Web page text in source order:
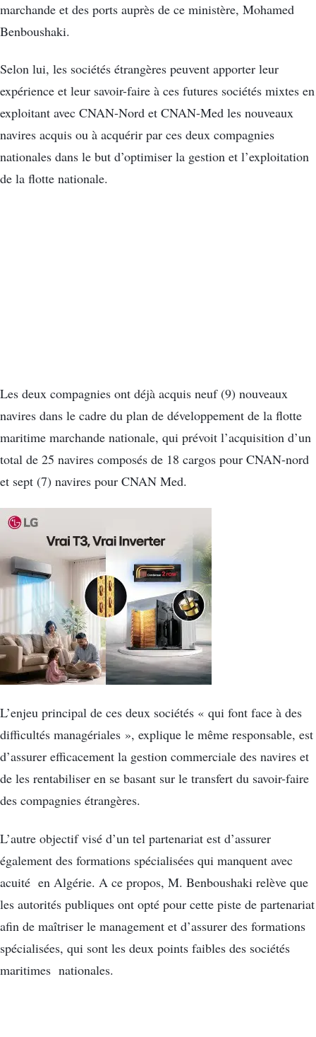
marchande et des ports auprès de ce ministère, Mohamed
Benboushaki.
Selon lui, les sociétés étrangères peuvent apporter leur
expérience et leur savoir-faire à ces futures sociétés mixtes en
exploitant avec CNAN-Nord et CNAN-Med les nouveaux
navires acquis ou à acquérir par ces deux compagnies
nationales dans le but d’optimiser la gestion et l’exploitation
de la flotte nationale.
Les deux compagnies ont déjà acquis neuf (9) nouveaux
navires dans le cadre du plan de développement de la flotte
maritime marchande nationale, qui prévoit l’acquisition d’un
total de 25 navires composés de 18 cargos pour CNAN-nord
et sept (7) navires pour CNAN Med.
L’enjeu principal de ces deux sociétés « qui font face à des
difficultés managériales », explique le même responsable, est
d’assurer efficacement la gestion commerciale des navires et
de les rentabiliser en se basant sur le transfert du savoir-faire
des compagnies étrangères.
L’autre objectif visé d’un tel partenariat est d’assurer
également des formations spécialisées qui manquent avec
acuité en Algérie. A ce propos, M. Benboushaki relève que
les autorités publiques ont opté pour cette piste de partenariat
afin de maîtriser le management et d’assurer des formations
spécialisées, qui sont les deux points faibles des sociétés
maritimes nationales.